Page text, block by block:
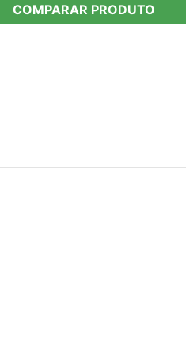
COMPARAR PRODUTO